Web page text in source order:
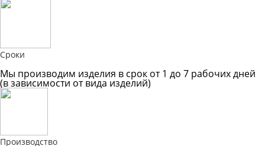
Сроки
Мы производим изделия в срок от 1 до 7 рабочих дней
(в зависимости от вида изделий)
Производство